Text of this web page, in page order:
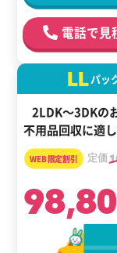
電話で見
LLパッ
2LDK～3DKの
不用品回収に適
定価